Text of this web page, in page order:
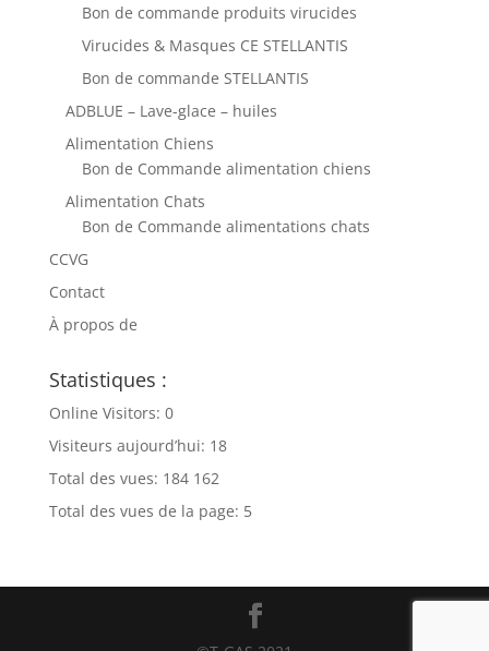
Bon de commande produits virucides
Virucides & Masques CE STELLANTIS
Bon de commande STELLANTIS
ADBLUE – Lave-glace – huiles
Alimentation Chiens
Bon de Commande alimentation chiens
Alimentation Chats
Bon de Commande alimentations chats
CCVG
Contact
À propos de
Statistiques :
Online Visitors: 0
Visiteurs aujourd’hui: 18
Total des vues: 184 162
Total des vues de la page: 5